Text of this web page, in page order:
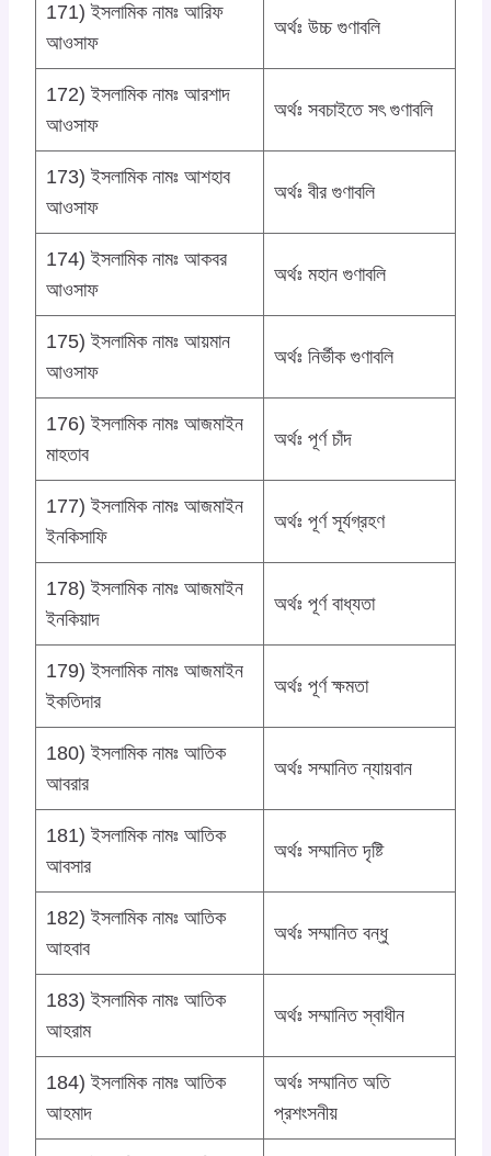
171) ইসলামিক নামঃ আরিফ
আওসাফ
অর্থঃ উচ্চ গুণাবলি
172) ইসলামিক নামঃ আরশাদ
আওসাফ
অর্থঃ সবচাইতে সৎ গুণাবলি
173) ইসলামিক নামঃ আশহাব
আওসাফ
অর্থঃ বীর গুণাবলি
174) ইসলামিক নামঃ আকবর
আওসাফ
অর্থঃ মহান গুণাবলি
175) ইসলামিক নামঃ আয়মান
আওসাফ
অর্থঃ নির্ভীক গুণাবলি
176) ইসলামিক নামঃ আজমাইন
মাহতাব
অর্থঃ পূর্ণ চাঁদ
177) ইসলামিক নামঃ আজমাইন
ইনকিসাফি
অর্থঃ পূর্ণ সূর্যগ্রহণ
178) ইসলামিক নামঃ আজমাইন
ইনকিয়াদ
অর্থঃ পূর্ণ বাধ্যতা
179) ইসলামিক নামঃ আজমাইন
ইকতিদার
অর্থঃ পূর্ণ ক্ষমতা
180) ইসলামিক নামঃ আতিক
আবরার
অর্থঃ সম্মানিত ন্যায়বান
181) ইসলামিক নামঃ আতিক
আবসার
অর্থঃ সম্মানিত দৃষ্টি
182) ইসলামিক নামঃ আতিক
আহবাব
অর্থঃ সম্মানিত বন্ধু
183) ইসলামিক নামঃ আতিক
আহরাম
অর্থঃ সম্মানিত স্বাধীন
184) ইসলামিক নামঃ আতিক
আহমাদ
অর্থঃ সম্মানিত অতি
প্রশংসনীয়